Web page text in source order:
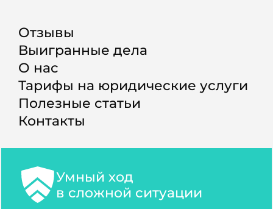
Отзывы
Выигранные дела
О нас
Тарифы на юридические услуги
Полезные статьи
Контакты
Умный ход
в сложной ситуации